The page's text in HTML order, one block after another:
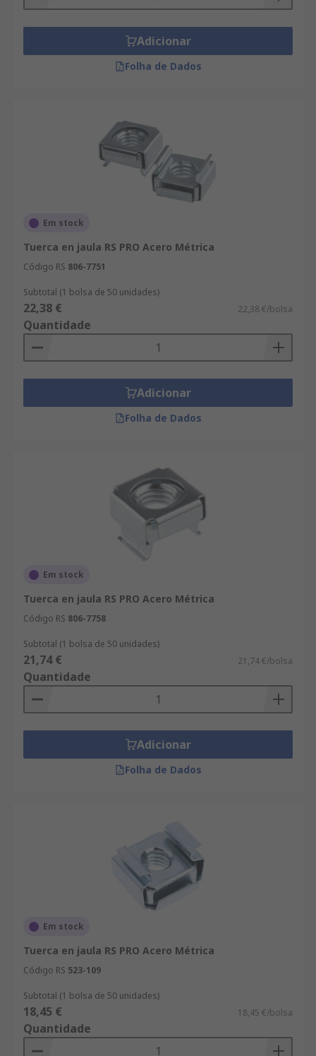
Adicionar
Folha de Dados
Em stock
Tuerca en jaula RS PRO Acero Métrica
Código RS 806-7751
Subtotal (1 bolsa de 50 unidades)
22,38 € 22,38 €/bolsa
Quantidade
Adicionar
Folha de Dados
Em stock
Tuerca en jaula RS PRO Acero Métrica
Código RS 806-7758
Subtotal (1 bolsa de 50 unidades)
21,74 € 21,74 €/bolsa
Quantidade
Adicionar
Folha de Dados
Em stock
Tuerca en jaula RS PRO Acero Métrica
Código RS 523-109
Subtotal (1 bolsa de 50 unidades)
18,45 € 18,45 €/bolsa
Quantidade